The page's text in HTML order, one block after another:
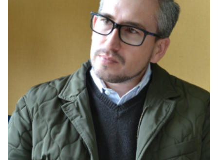
Twitter
CNE_SantaElena @CNE_StaElena 17 Oct 2024
ATENCIÓN 📣
El 9 de febrero de 2025, en #SantaElena
, se elegirán
4️⃣ asambleístas provinciales.